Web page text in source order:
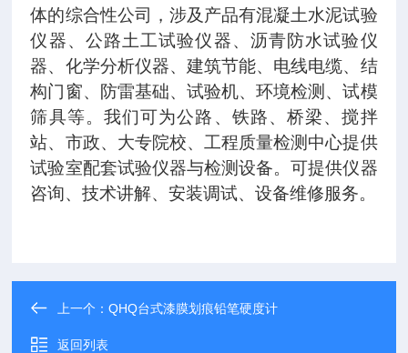
体的综合性公司，涉及产品有混凝土水泥试验
仪器、公路土工试验仪器、沥青防水试验仪
器、化学分析仪器、建筑节能、电线电缆、结
构门窗、防雷基础、试验机、环境检测、试模
筛具等。我们可为公路、铁路、桥梁、搅拌
站、市政、大专院校、工程质量检测中心提供
试验室配套试验仪器与检测设备。可提供仪器
咨询、技术讲解、安装调试、设备维修服务。
上一个：QHQ台式漆膜划痕铅笔硬度计
返回列表